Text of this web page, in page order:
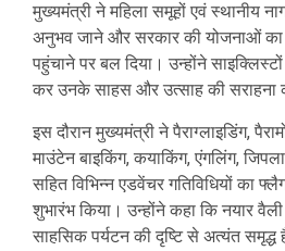
मुख्यमंत्री ने महिला समूहों एवं स्थानीय
अनुभव जाने और सरकार की योजनाओं का
पहुंचाने पर बल दिया। उन्होंने
कर उनके साहस और उत्साह की सराहना
इस दौरान मुख्यमंत्री ने पैराग्लाइडिंग,
माउंटेन बाइकिंग, कयाकिंग, एंगलिंग,
सहित विभिन्न एडवेंचर गतिविधियों का
शुभारंभ किया। उन्होंने कहा कि नयार
साहसिक पर्यटन की दृष्टि से अत्यंत